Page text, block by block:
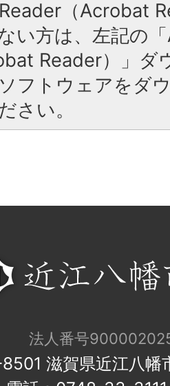
Reader（Acrobat
い方は、左記の
Reader）」ダ
フトウェアをダ
さい。
法人番号
滋賀県近江八幡